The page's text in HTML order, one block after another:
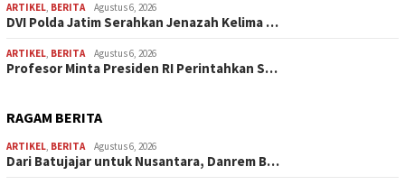
ARTIKEL, BERITA Agustus 6, 2026
DVI Polda Jatim Serahkan Jenazah Kelima …
ARTIKEL, BERITA Agustus 6, 2026
Profesor Minta Presiden RI Perintahkan S…
RAGAM BERITA
ARTIKEL, BERITA Agustus 6, 2026
Dari Batujajar untuk Nusantara, Danrem B…